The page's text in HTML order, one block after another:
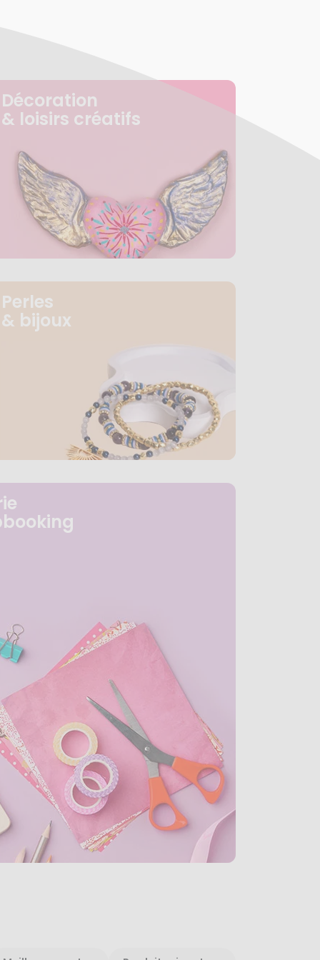
Décoration
& loisirs créatifs
Perles
& bijoux